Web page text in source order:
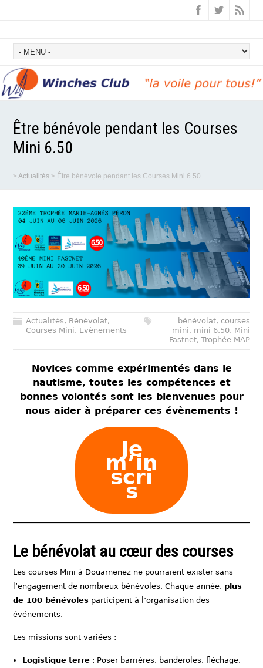
Être bénévole pendant les Courses
Mini 6.50
>Actualités > Être bénévole pendant les Courses Mini 6.50
Actualités, Bénévolat,
Courses Mini, Evènements
bénévolat, courses
mini, mini 6.50, Mini
Fastnet, Trophée MAP
Novices comme expérimentés dans le
nautisme, toutes les compétences et
bonnes volontés sont les bienvenues pour
nous aider à préparer ces évènements !
Je
m’in
scri
s
Le bénévolat au cœur des courses
Les courses Mini à Douarnenez ne pourraient exister sans
l’engagement de nombreux bénévoles. Chaque année, plus
de 100 bénévoles participent à l’organisation des
événements.
Les missions sont variées :
Logistique terre : Poser barrières, banderoles, fléchage.